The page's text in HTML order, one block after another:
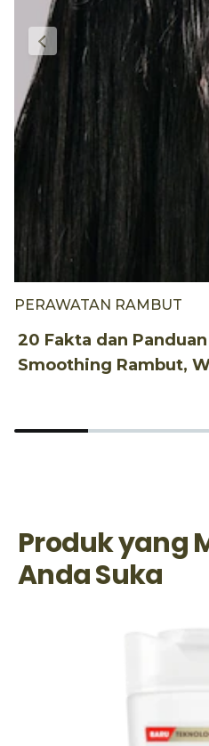
PERAWATAN RAMBUT
20 Fakta dan
Smoothing Rambut,
Produk yang
Anda Suka